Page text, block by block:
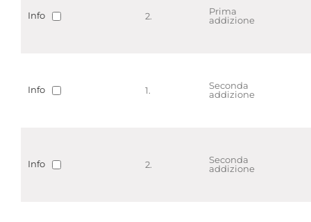
Info 2.
Prima
addizione
Info 1.
Seconda
addizione
Info 2.
Seconda
addizione